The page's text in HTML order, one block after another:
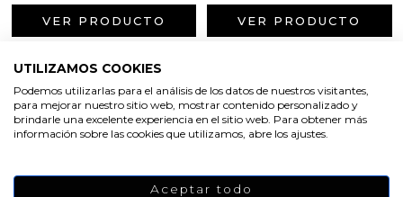
VER PRODUCTO VER PRODUCTO
-20%
UTILIZAMOS COOKIES
Podemos utilizarlas para el análisis de los datos de nuestros visitantes,
para mejorar nuestro sitio web, mostrar contenido personalizado y
brindarle una excelente experiencia en el sitio web. Para obtener más
información sobre las cookies que utilizamos, abre los ajustes.
Aceptar todo